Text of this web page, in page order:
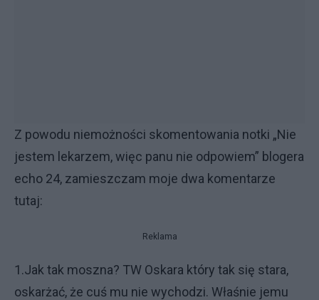
Z powodu niemożności skomentowania notki „Nie
jestem lekarzem, więc panu nie odpowiem” blogera
echo 24, zamieszczam moje dwa komentarze
tutaj:
Reklama
1.Jak tak moszna? TW Oskara który tak się stara,
oskarżać, że cuś mu nie wychodzi. Właśnie jemu